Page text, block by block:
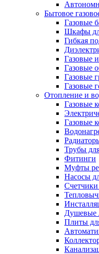
Бытовое
Газовые
Шкафы
Гибкая
Газовые
Газовые
Газовые
Газовые
Отопление и
Газовые
Газовые
Трубы
Фитинги
Муфты
Насосы
Душевые
Плиты